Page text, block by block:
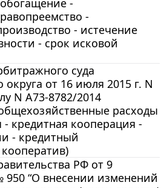
-
- истечение
- срок исковой
суда
округа от 16 июля 2015 г. N
N А73-8782/2014
расходы
кредитная кооперация -
- кредитный
РФ от 9
950 “О внесении изменений